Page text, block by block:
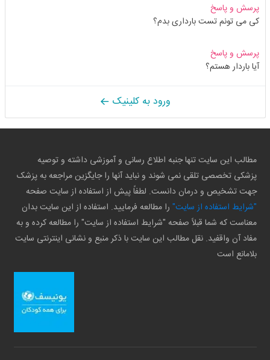
پرسش و پاسخ
کی می تونم تست بارداری بدم؟
پرسش و پاسخ
آیا باردار هستم؟
ورود به کلینیک
مطالب این سایت تنها جنبه اطلاع رسانی و آموزشی داشته و توصیه
پزشکی تخصصی تلقی نمی شوند و نباید آنها را جایگزین مراجعه به پزشک
جهت تشخیص و درمان دانست. لطفاً پیش از استفاده از سایت صفحه
"شرایط استفاده از سایت" را مطالعه فرمایید. استفاده از این سایت بدان
معناست که شما قبلاً صفحه "شرایط استفاده از سایت" را مطالعه کرده و به
مفاد آن واقفید. نقل مطالب این سایت با ذکر منبع و نشانی اینترنتی سایت
بلامانع است